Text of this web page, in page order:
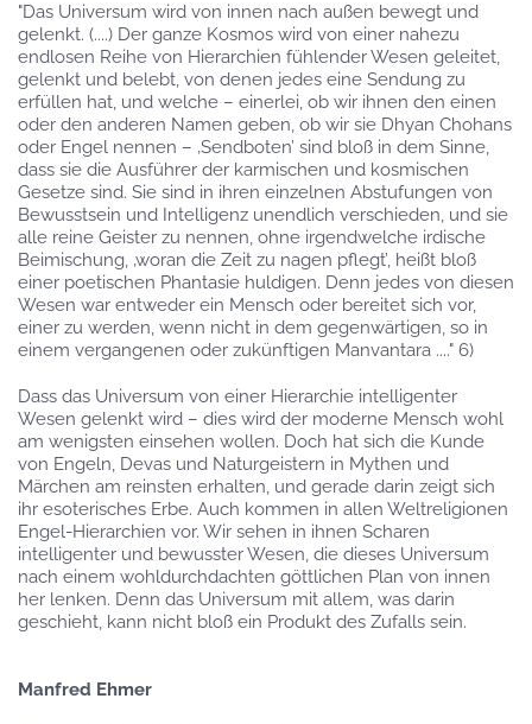
"Das Universum wird von innen nach außen bewegt und
gelenkt. (....) Der ganze Kosmos wird von einer nahezu
endlosen Reihe von Hierarchien fühlender Wesen geleitet,
gelenkt und belebt, von denen jedes eine Sendung zu
erfüllen hat, und welche – einerlei, ob wir ihnen den einen
oder den anderen Namen geben, ob wir sie Dhyan Chohans
oder Engel nennen – ‚Sendboten’ sind bloß in dem Sinne,
dass sie die Ausführer der karmischen und kosmischen
Gesetze sind. Sie sind in ihren einzelnen Abstufungen von
Bewusstsein und Intelligenz unendlich verschieden, und sie
alle reine Geister zu nennen, ohne irgendwelche irdische
Beimischung, ‚woran die Zeit zu nagen pflegt’, heißt bloß
einer poetischen Phantasie huldigen. Denn jedes von diesen
Wesen war entweder ein Mensch oder bereitet sich vor,
einer zu werden, wenn nicht in dem gegenwärtigen, so in
einem vergangenen oder zukünftigen Manvantara ...." 6)
Dass das Universum von einer Hierarchie intelligenter
Wesen gelenkt wird – dies wird der moderne Mensch wohl
am wenigsten einsehen wollen. Doch hat sich die Kunde
von Engeln, Devas und Naturgeistern in Mythen und
Märchen am reinsten erhalten, und gerade darin zeigt sich
ihr esoterisches Erbe. Auch kommen in allen Weltreligionen
Engel-Hierarchien vor. Wir sehen in ihnen Scharen
intelligenter und bewusster Wesen, die dieses Universum
nach einem wohldurchdachten göttlichen Plan von innen
her lenken. Denn das Universum mit allem, was darin
geschieht, kann nicht bloß ein Produkt des Zufalls sein.
Manfred Ehmer